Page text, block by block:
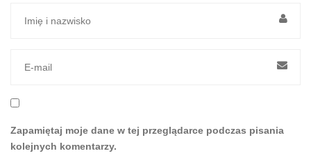
Zapamiętaj moje dane w tej przeglądarce podczas pisania
kolejnych komentarzy.